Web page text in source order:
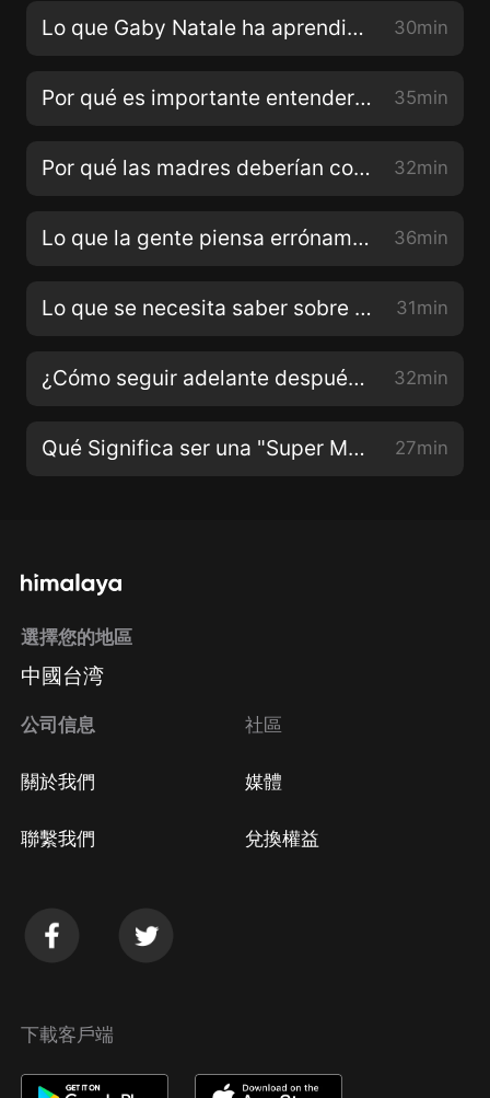
Lo que Gaby Natale ha aprendido de las celebridades exitosas que ha entrevistado en su carrera 30min
Por qué es importante entender la astrología y cómo está conectada a la psicología con la Dra. Veroshk Williams 35min
Por qué las madres deberían considerar levantarse y arreglarse todos los días con Carolina Baudino 32min
Lo que la gente piensa errónamente sobre el sexo con la sexóloga Raquel Graña 36min
Lo que se necesita saber sobre la depresión posparto con la doula y la presentadora de podcast de Birthful Adriana Lozada 31min
¿Cómo seguir adelante después de la muerte de un hijo? Con la comediante Shayla Rivera 32min
Qué Significa ser una "Super Mama" con Bricia Lopez Maytorena y Paulina Lopez Velazquez 27min
選擇您的地區
中國台湾
公司信息
關於我們
聯繫我們
社區
媒體
兌換權益
下載客戶端